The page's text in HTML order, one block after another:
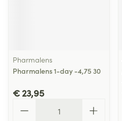
Pharmalens
Pharmalens 1-day -4,75 30
€ 23,95